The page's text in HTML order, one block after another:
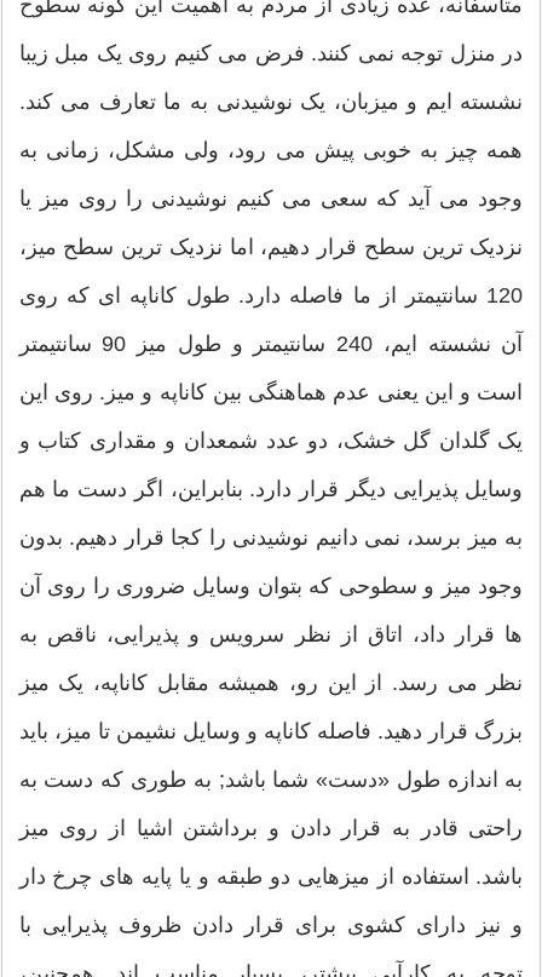
متاسفانه، عده زیادی از مردم به اهمیت این گونه سطوح
در منزل توجه نمی کنند. فرض می کنیم روی یک مبل زیبا
نشسته ایم و میزبان، یک نوشیدنی به ما تعارف می کند.
همه چیز به خوبی پیش می رود، ولی مشکل، زمانی به
وجود می آید که سعی می کنیم نوشیدنی را روی میز یا
نزدیک ترین سطح قرار دهیم، اما نزدیک ترین سطح میز،
120 سانتیمتر از ما فاصله دارد. طول کاناپه ای که روی
آن نشسته ایم، 240 سانتیمتر و طول میز 90 سانتیمتر
است و این یعنی عدم هماهنگی بین کاناپه و میز. روی این
یک گلدان گل خشک، دو عدد شمعدان و مقداری کتاب و
وسایل پذیرایی دیگر قرار دارد. بنابراین، اگر دست ما هم
به میز برسد، نمی دانیم نوشیدنی را کجا قرار دهیم. بدون
وجود میز و سطوحی که بتوان وسایل ضروری را روی آن
ها قرار داد، اتاق از نظر سرویس و پذیرایی، ناقص به
نظر می رسد. از این رو، همیشه مقابل کاناپه، یک میز
بزرگ قرار دهید. فاصله کاناپه و وسایل نشیمن تا میز، باید
به اندازه طول «دست» شما باشد; به طوری که دست به
راحتی قادر به قرار دادن و برداشتن اشیا از روی میز
باشد. استفاده از میزهایی دو طبقه و یا پایه های چرخ دار
و نیز دارای کشوی برای قرار دادن ظروف پذیرایی با